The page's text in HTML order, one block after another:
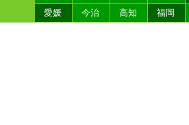
愛媛
今治 高知 福岡